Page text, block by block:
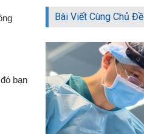
bạn
Bài Viết Cùng Chủ Đề